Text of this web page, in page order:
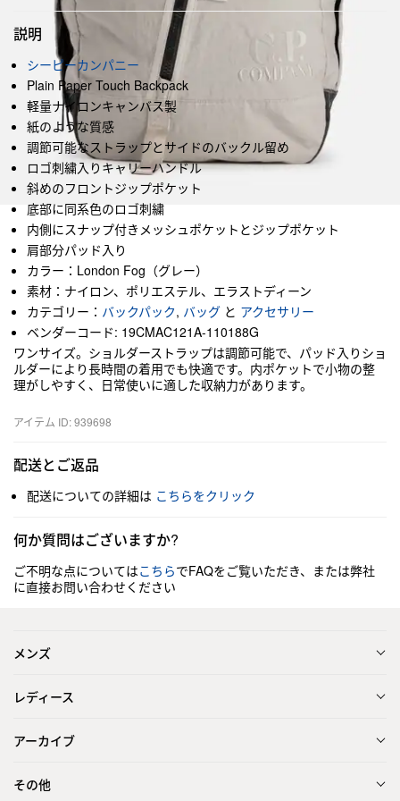
説明
シーピーカンパニー
Plain Paper Touch Backpack
軽量ナイロンキャンバス製
紙のような質感
調節可能なストラップとサイドのバックル留め
ロゴ刺繍入りキャリーハンドル
斜めのフロントジップポケット
底部に同系色のロゴ刺繍
内側にスナップ付きメッシュポケットとジップポケット
肩部分パッド入り
カラー：London Fog（グレー）
素材：ナイロン、ポリエステル、エラストディーン
カテゴリー： バックパック, バッグ と アクセサリー
ベンダーコード: 19CMAC121A-110188G
ワンサイズ。ショルダーストラップは調節可能で、パッド入りショ
ルダーにより長時間の着用でも快適です。内ポケットで小物の整
理がしやすく、日常使いに適した収納力があります。
アイテム ID: 939698
配送とご返品
配送についての詳細は こちらをクリック
何か質問はございますか?
ご不明な点についてはこちらでFAQをご覧いただき、または弊社
に直接お問い合わせください
メンズ
レディース
アーカイブ
その他